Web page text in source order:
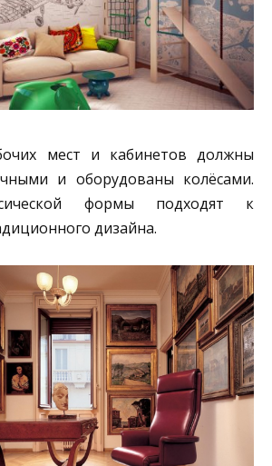
мест и кабинетов должны
и оборудованы колёсами.
формы подходят к
дизайна.